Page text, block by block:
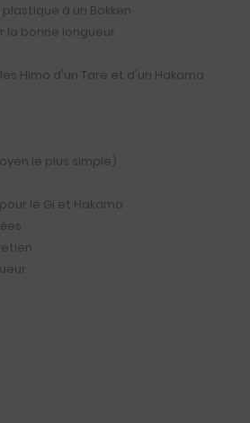
à un Bokken
la bonne longueur
Himo d'un Tare et d'un Hakama
le plus simple)
le Gi et Hakama